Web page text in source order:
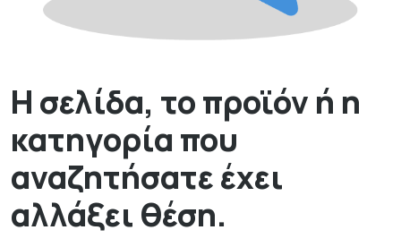
Η σελίδα, το προϊόν ή η
κατηγορία που
αναζητήσατε έχει
αλλάξει θέση.